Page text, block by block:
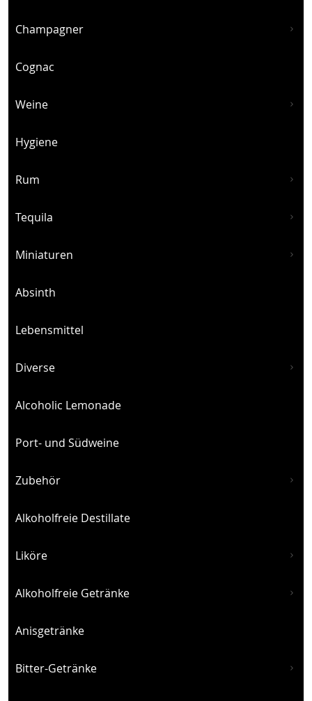
Champagner
Cognac
Weine
Hygiene
Rum
Tequila
Miniaturen
Absinth
Lebensmittel
Diverse
Alcoholic Lemonade
Port- und Südweine
Zubehör
Alkoholfreie Destillate
Liköre
Alkoholfreie Getränke
Anisgetränke
Bitter-Getränke